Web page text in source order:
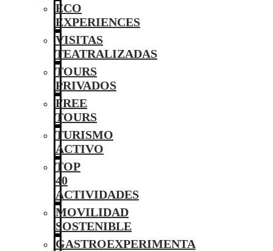
ECO
EXPERIENCES
VISITAS
TEATRALIZADAS
TOURS
PRIVADOS
FREE
TOURS
TURISMO
ACTIVO
TOP
40
ACTIVIDADES
MOVILIDAD
SOSTENIBLE
GASTROEXPERIMENTA